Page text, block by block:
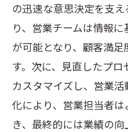
の迅速な意思決定を支
り、営業チームは情報
が可能となり、顧客満
す。次に、見直したプ
カスタマイズし、営業
化により、営業担当者
き、最終的には業績の向